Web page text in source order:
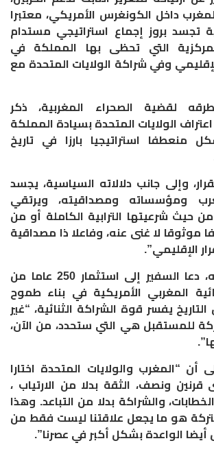
داخل الكونغرس الأمريكي، معتبرا
تجسد بروز إجماع استراتيجي مستدام
التي تحظى بها المملكة في
وفي شراكة الولايات المتحدة مع
لقضية الصحراء المغربية، ذكر
الولايات المتحدة بسيادة المملكة
منعطفا استراتيجيا بارزا في تاريخ
وإلى جانب دلالاته السياسية، يجسد
ومؤسساته ومصداقيته، ويرتقي
حيث شرعيتها الترابية الكاملة أو من
موثوقا لا غنى عنه، وفاعلا ذا مصداقية
الإقليمي”.
وفي السياق ذاته، دعا السفير إلى استثمار 250 عاما من
المغربي الأمريكية في بناء طموح
يفسر قوة الشراكة الثنائية، “غير
للمستقبل هي التي ستحدد، من الآن،
أن “المغرب والولايات المتحدة اختارا
قرنين ونصف، الثقة بدلا من الارتياب ،
والشراكة بدلا من التباعد. وهذا
هو ما يجعل علاقتنا ليست فقط من
أيضا الواعدة بشكل أكبر في عصرنا”.